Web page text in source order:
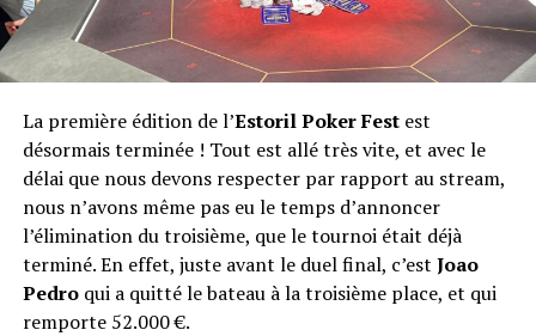
La première édition de l’Estoril Poker Festest
désormais terminée ! Tout est allé très vite, et avec le
délai que nous devons respecter par rapport au stream,
nous n’avons même pas eu le temps d’annoncer
l’élimination du troisième, que le tournoi était déjà
terminé. En effet, juste avant le duel final, c’est Joao
Pedroqui a quitté le bateau à la troisième place, et qui
remporte 52.000 €.